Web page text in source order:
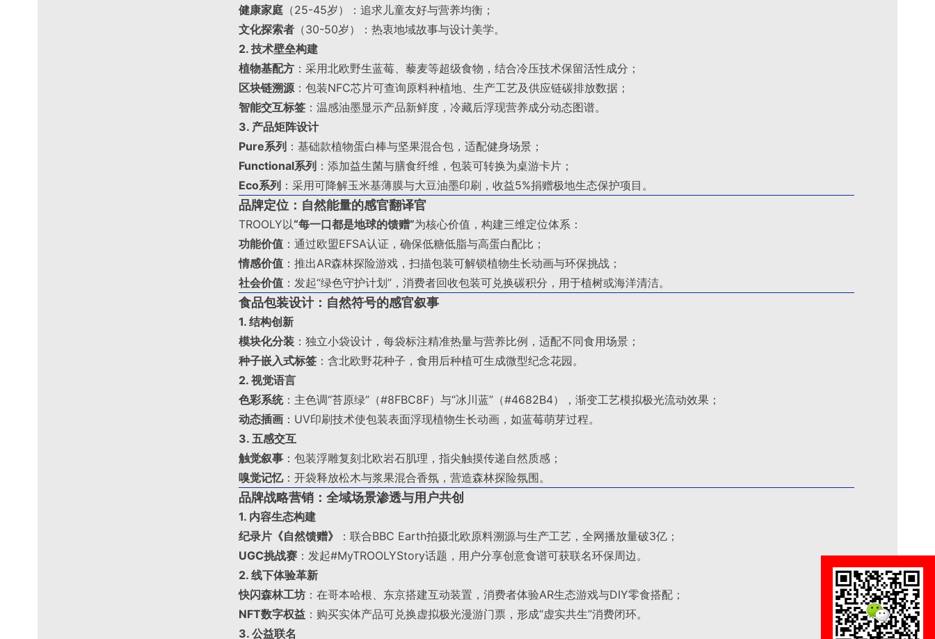
健康家庭（25-45岁）：追求儿童友好与营养均衡；
文化探索者（30-50岁）：热衷地域故事与设计美学。
2. 技术壁垒构建
植物基配方：采用北欧野生蓝莓、藜麦等超级食物，结合冷压技术保留活性成分；
区块链溯源：包装NFC芯片可查询原料种植地、生产工艺及供应链碳排放数据；
智能交互标签：温感油墨显示产品新鲜度，冷藏后浮现营养成分动态图谱。
3. 产品矩阵设计
Pure系列：基础款植物蛋白棒与坚果混合包，适配健身场景；
Functional系列：添加益生菌与膳食纤维，包装可转换为桌游卡片；
Eco系列：采用可降解玉米基薄膜与大豆油墨印刷，收益5%捐赠极地生态保护项目 。
品牌定位：自然能量的感官翻译官
TROOLY以“每一口都是地球的馈赠”为核心价值，构建三维定位体系：
功能价值：通过欧盟EFSA认证，确保低糖低脂与高蛋白配比；
情感价值：推出AR森林探险游戏，扫描包装可解锁植物生长动画与环保挑战；
社会价值：发起“绿色守护计划”，消费者回收包装可兑换碳积分，用于植树或海洋清洁。
食品包装设计：自然符号的感官叙事
1. 结构创新
模块化分装：独立小袋设计，每袋标注精准热量与营养比例，适配不同食用场景；
种子嵌入式标签：含北欧野花种子，食用后种植可生成微型纪念花园。
2. 视觉语言
色彩系统：主色调“苔原绿”（#8FBC8F）与“冰川蓝”（#4682B4），渐变工艺模拟极光流动效果；
动态插画：UV印刷技术使包装表面浮现植物生长动画，如蓝莓萌芽过程。
3. 五感交互
触觉叙事：包装浮雕复刻北欧岩石肌理，指尖触摸传递自然质感；
嗅觉记忆：开袋释放松木与浆果混合香氛，营造森林探险氛围。
品牌战略营销：全域场景渗透与用户共创
1. 内容生态构建
纪录片《自然馈赠》
：联合BBC Earth拍摄北欧原料溯源与生产工艺，全网播放量破3亿；
UGC挑战赛：发起#MyTROOLYStory话题，用户分享创意食谱可获联名环保周边 。
2. 线下体验革新
快闪森林工坊：在哥本哈根、东京搭建互动装置，消费者体验AR生态游戏与DIY零食搭配；
NFT数字权益：购买实体产品可兑换虚拟极光漫游门票，形成“虚实共生”消费闭环。
3. 公益联名